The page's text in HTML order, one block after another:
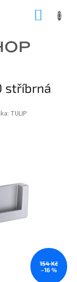
stříbrná
TULIP
154 Kč
–16 %